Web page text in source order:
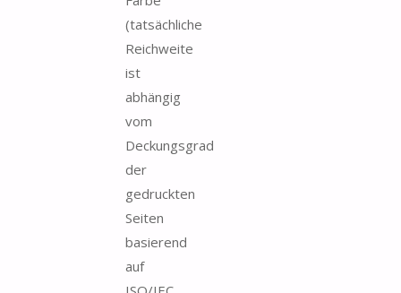
(tatsächliche
Reichweite
ist
abhängig
vom
Deckungsgrad
der
gedruckten
Seiten
basierend
auf